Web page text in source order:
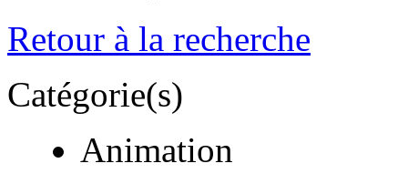
Retour à la recherche
Catégorie(s)
Animation